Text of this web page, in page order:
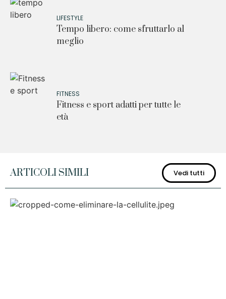
LIFESTYLE
Tempo libero: come sfruttarlo al
meglio
FITNESS
Fitness e sport adatti per tutte le
età
ARTICOLI SIMILI Vedi tutti